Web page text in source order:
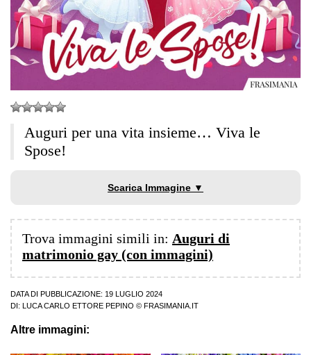
Auguri per una vita insieme… Viva le
Spose!
Scarica Immagine ▼
Trova immagini simili in: Auguri di
matrimonio gay (con immagini)
DATA DI PUBBLICAZIONE: 19 LUGLIO 2024
DI:
LUCA CARLO ETTORE PEPINO © FRASIMANIA.IT
Altre immagini: